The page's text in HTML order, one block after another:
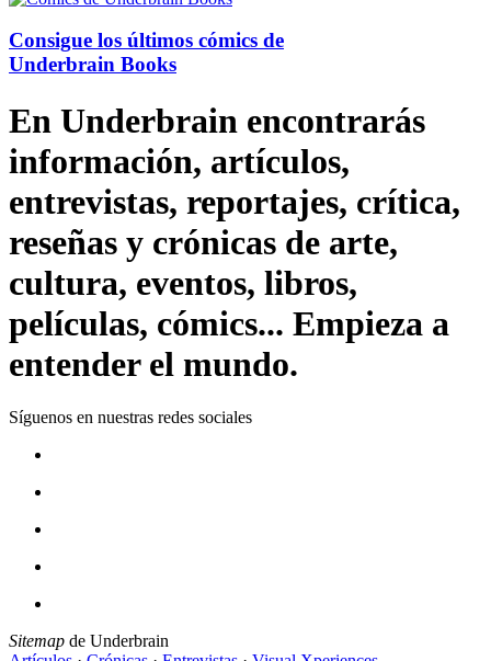
Consigue los últimos cómics de
Underbrain Books
En Underbrain encontrarás
información, artículos,
entrevistas, reportajes, crítica,
reseñas y crónicas de arte,
cultura, eventos, libros,
películas, cómics... Empieza a
entender el mundo.
Síguenos en nuestras redes sociales
Sitemap de Underbrain